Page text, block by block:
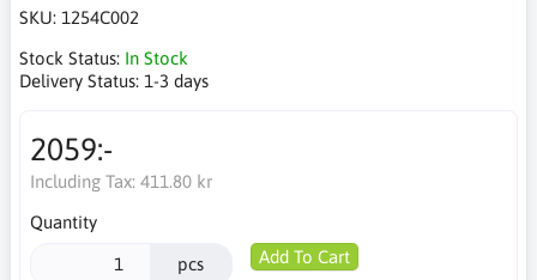
SKU: 1254C002
Stock Status: In Stock
Delivery Status: 1-3 days
2059:-
Including Tax: 411.80 kr
Quantity
pcs Add To Cart